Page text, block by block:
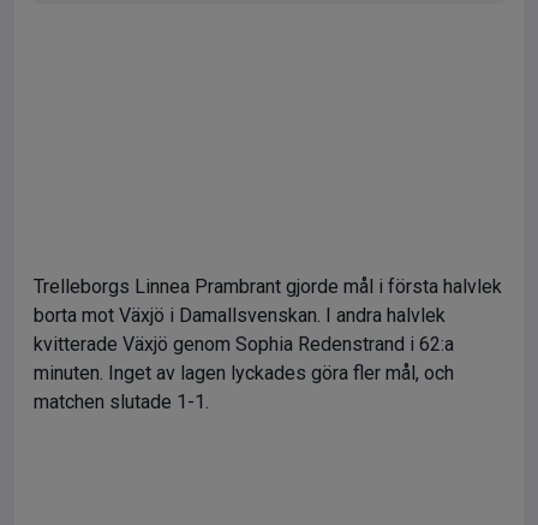
Trelleborgs Linnea Prambrant gjorde mål i första halvlek
borta mot Växjö i Damallsvenskan. I andra halvlek
kvitterade Växjö genom Sophia Redenstrand i 62:a
minuten. Inget av lagen lyckades göra fler mål, och
matchen slutade 1-1.